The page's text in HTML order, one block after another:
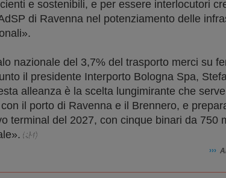
e sostenibili, e per essere interlocutori
di Ravenna nel potenziamento delle
nazionale del 3,7% del trasporto merci su
il presidente Interporto Bologna Spa,
alleanza è la scelta lungimirante che
il porto di Ravenna e il Brennero, e
terminal del 2027, con cinque binari da 750
›››